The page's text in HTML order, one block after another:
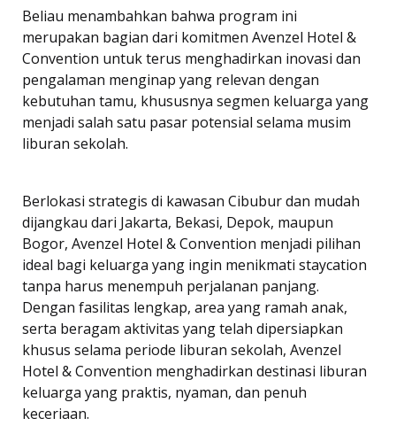
Beliau menambahkan bahwa program ini
merupakan bagian dari komitmen Avenzel Hotel &
Convention untuk terus menghadirkan inovasi dan
pengalaman menginap yang relevan dengan
kebutuhan tamu, khususnya segmen keluarga yang
menjadi salah satu pasar potensial selama musim
liburan sekolah.
Berlokasi strategis di kawasan Cibubur dan mudah
dijangkau dari Jakarta, Bekasi, Depok, maupun
Bogor, Avenzel Hotel & Convention menjadi pilihan
ideal bagi keluarga yang ingin menikmati staycation
tanpa harus menempuh perjalanan panjang.
Dengan fasilitas lengkap, area yang ramah anak,
serta beragam aktivitas yang telah dipersiapkan
khusus selama periode liburan sekolah, Avenzel
Hotel & Convention menghadirkan destinasi liburan
keluarga yang praktis, nyaman, dan penuh
keceriaan.